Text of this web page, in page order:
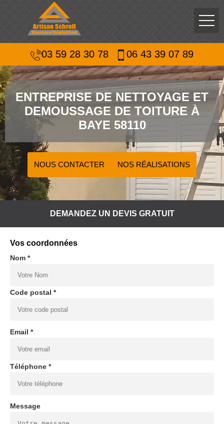
03 59 28 30 78 06 43 39 07 89
ENTREPRISE DE NETTOYAGE ET
DEMOUSSAGE DE TOITURE À
BAYE 58110
NOUS CONTACTER NOS RÉALISATIONS
DEMANDEZ UN DEVIS GRATUIT
Vos coordonnées
Nom *
Code postal *
Email *
Téléphone *
Message